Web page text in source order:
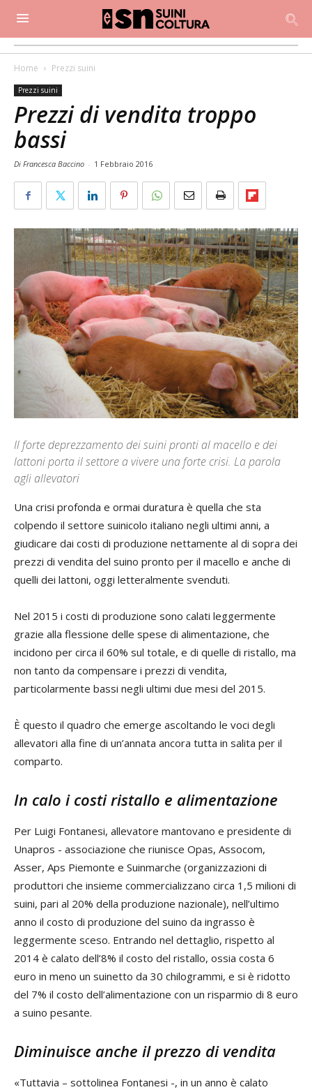
Home Prezzi suini
Prezzi suini
Prezzi di vendita troppo
bassi
Di Francesca Baccino - 1 Febbraio 2016
Il forte deprezzamento dei suini pronti al macello e dei
lattoni porta il settore a vivere una forte crisi. La parola
agli allevatori
Una crisi profonda e ormai duratura è quella che sta
colpendo il settore suinicolo italiano negli ultimi anni, a
giudicare dai costi di produzione nettamente al di sopra dei
prezzi di vendita del suino pronto per il macello e anche di
quelli dei lattoni, oggi letteralmente svenduti.
Nel 2015 i costi di produzione sono calati leggermente
grazie alla flessione delle spese di alimentazione, che
incidono per circa il 60% sul totale, e di quelle di ristallo, ma
non tanto da compensare i prezzi di vendita,
particolarmente bassi negli ultimi due mesi del 2015.
È questo il quadro che emerge ascoltando le voci degli
allevatori alla fine di un’annata ancora tutta in salita per il
comparto.
In calo i costi ristallo e alimentazione
Per Luigi Fontanesi, allevatore mantovano e presidente di
Unapros - associazione che riunisce Opas, Assocom,
Asser, Aps Piemonte e Suinmarche (organizzazioni di
produttori che insieme commercializzano circa 1,5 milioni di
suini, pari al 20% della produzione nazionale), nell’ultimo
anno il costo di produzione del suino da ingrasso è
leggermente sceso. Entrando nel dettaglio, rispetto al
2014 è calato dell’8% il costo del ristallo, ossia costa 6
euro in meno un suinetto da 30 chilogrammi, e si è ridotto
del 7% il costo dell’alimentazione con un risparmio di 8 euro
a suino pesante.
Diminuisce anche il prezzo di vendita
«Tuttavia – sottolinea Fontanesi -, in un anno è calato